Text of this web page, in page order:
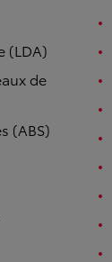
(LDA)
de
(ABS)